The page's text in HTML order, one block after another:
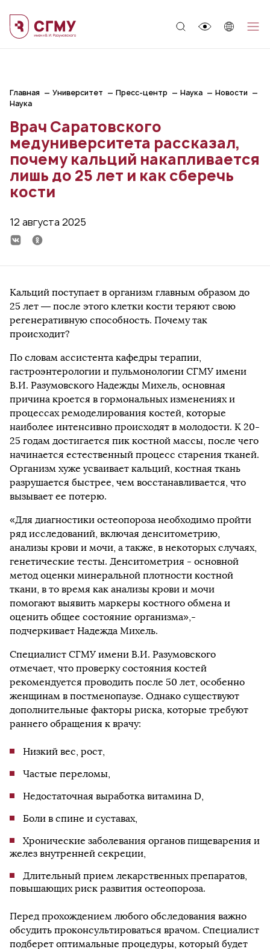
Главная Университет Пресс-центр Наука
Новости
Наука
Врач Саратовского
медуниверситета рассказал,
почему кальций накапливается
лишь до 25 лет и как сберечь
кости
12 августа 2025
Кальций поступает в организм главным образом до
25 лет — после этого клетки кости теряют свою
регенеративную способность. Почему так
происходит?
По словам ассистента кафедры терапии,
гастроэнтерологии и пульмонологии СГМУ имени
В.И. Разумовского Надежды Михель, основная
причина кроется в гормональных изменениях и
процессах ремоделирования костей, которые
наиболее интенсивно происходят в молодости. К 20-
25 годам достигается пик костной массы, после чего
начинается естественный процесс старения тканей.
Организм хуже усваивает кальций, костная ткань
разрушается быстрее, чем восстанавливается, что
вызывает ее потерю.
«Для диагностики остеопороза необходимо пройти
ряд исследований, включая денситометрию,
анализы крови и мочи, а также, в некоторых случаях,
генетические тесты. Денситометрия - основной
метод оценки минеральной плотности костной
ткани, в то время как анализы крови и мочи
помогают выявить маркеры костного обмена и
оценить общее состояние организма»,-
подчеркивает Надежда Михель.
Специалист СГМУ имени В.И. Разумовского
отмечает, что проверку состояния костей
рекомендуется проводить после 50 лет, особенно
женщинам в постменопаузе. Однако существуют
дополнительные факторы риска, которые требуют
раннего обращения к врачу:
Низкий вес, рост,
Частые переломы,
Недостаточная выработка витамина D,
Боли в спине и суставах,
Хронические заболевания органов пищеварения и
желез внутренней секреции,
Длительный прием лекарственных препаратов,
повышающих риск развития остеопороза.
Перед прохождением любого обследования важно
обсудить проконсультироваться врачом. Специалист
подберет оптимальные процедуры, который будет